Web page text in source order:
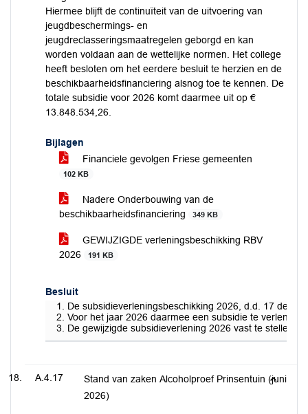
Hiermee blijft de continuïteit van de uitvoering van
jeugdbeschermings- en
jeugdreclasseringsmaatregelen geborgd en kan
worden voldaan aan de wettelijke normen. Het college
heeft besloten om het eerdere besluit te herzien en de
beschikbaarheidsfinanciering alsnog toe te kennen. De
totale subsidie voor 2026 komt daarmee uit op €
13.848.534,26.
Bijlagen
Financiele gevolgen Friese gemeenten
102 KB
Nadere Onderbouwing van de
beschikbaarheidsfinanciering
349 KB
GEWIJZIGDE verleningsbeschikking RBV
2026
191 KB
Besluit
De subsidieverleningsbeschikking 2026, d.d. 17
Voor het jaar 2026 daarmee een subsidie te verlenen
De gewijzigde subsidieverlening 2026 vast te stellen.
A.4.17
Stand van zaken Alcoholproef Prinsentuin (juni
2026)